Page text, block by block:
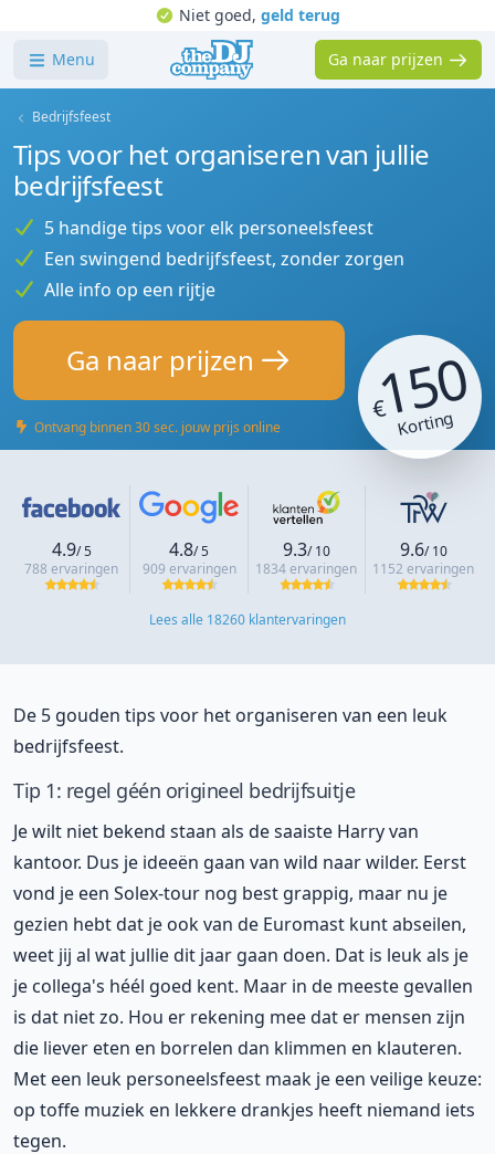
Niet goed, geld terug
Menu Ga naar prijzen
Bedrijfsfeest
Tips voor het organiseren van jullie
bedrijfsfeest
5 handige tips voor elk personeelsfeest
Een swingend bedrijfsfeest, zonder zorgen
Alle info op een rijtje
Ga naar prijzen
Ontvang binnen 30 sec. jouw prijs online
€
150
Korting
4.9/ 5
788 ervaringen
4.8/ 5
909 ervaringen
9.3/ 10
1834 ervaringen
9.6/ 10
1152 ervaringen
Lees alle 18260 klantervaringen
De 5 gouden tips voor het organiseren van een leuk
bedrijfsfeest.
Tip 1: regel géén origineel bedrijfsuitje
Je wilt niet bekend staan als de saaiste Harry van
kantoor. Dus je ideeën gaan van wild naar wilder. Eerst
vond je een Solex-tour nog best grappig, maar nu je
gezien hebt dat je ook van de Euromast kunt abseilen,
weet jij al wat jullie dit jaar gaan doen. Dat is leuk als je
je collega's héél goed kent. Maar in de meeste gevallen
is dat niet zo. Hou er rekening mee dat er mensen zijn
die liever eten en borrelen dan klimmen en klauteren.
Met een leuk personeelsfeest maak je een veilige keuze:
op toffe muziek en lekkere drankjes heeft niemand iets
tegen.